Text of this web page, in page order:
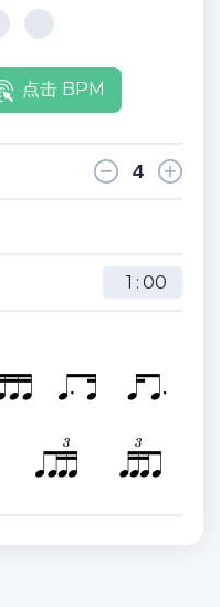
点击 BPM
: